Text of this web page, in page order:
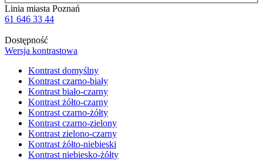
Linia miasta Poznań
61 646 33 44
Dostępność
Wersja kontrastowa
Kontrast domyślny
Kontrast czarno-biały
Kontrast biało-czarny
Kontrast żółto-czarny
Kontrast czarno-żółty
Kontrast czarno-zielony
Kontrast zielono-czarny
Kontrast żółto-niebieski
Kontrast niebiesko-żółty